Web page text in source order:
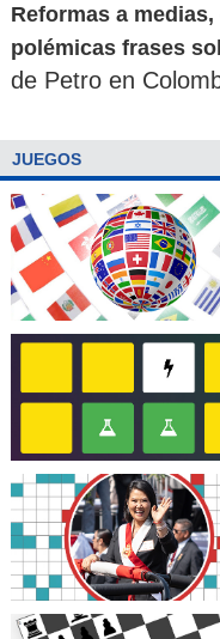
Reformas a
polémicas frases
de Petro en
JUEGOS